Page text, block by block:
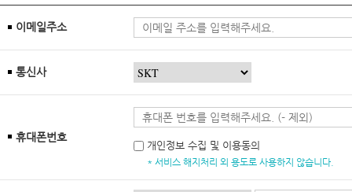
이메일주소
통신사
휴대폰번호
개인정보 수집 및 이용동의
* 서비스 해지처리 외 용도로 사용하지 않습니다.